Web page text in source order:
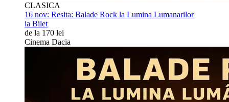
CLASICA
16 nov: Resita: Balade Rock la Lumina Lumanarilor
ia Bilet
de la 170 lei
Cinema Dacia